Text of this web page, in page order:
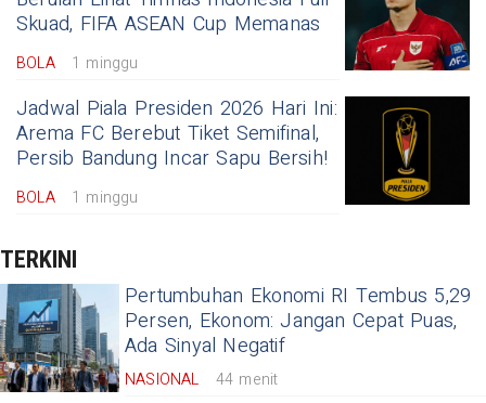
Skuad, FIFA ASEAN Cup Memanas
BOLA 1 minggu
Jadwal Piala Presiden 2026 Hari Ini:
Arema FC Berebut Tiket Semifinal,
Persib Bandung Incar Sapu Bersih!
BOLA 1 minggu
TERKINI
Pertumbuhan Ekonomi RI Tembus 5,29
Persen, Ekonom: Jangan Cepat Puas,
Ada Sinyal Negatif
NASIONAL 44 menit